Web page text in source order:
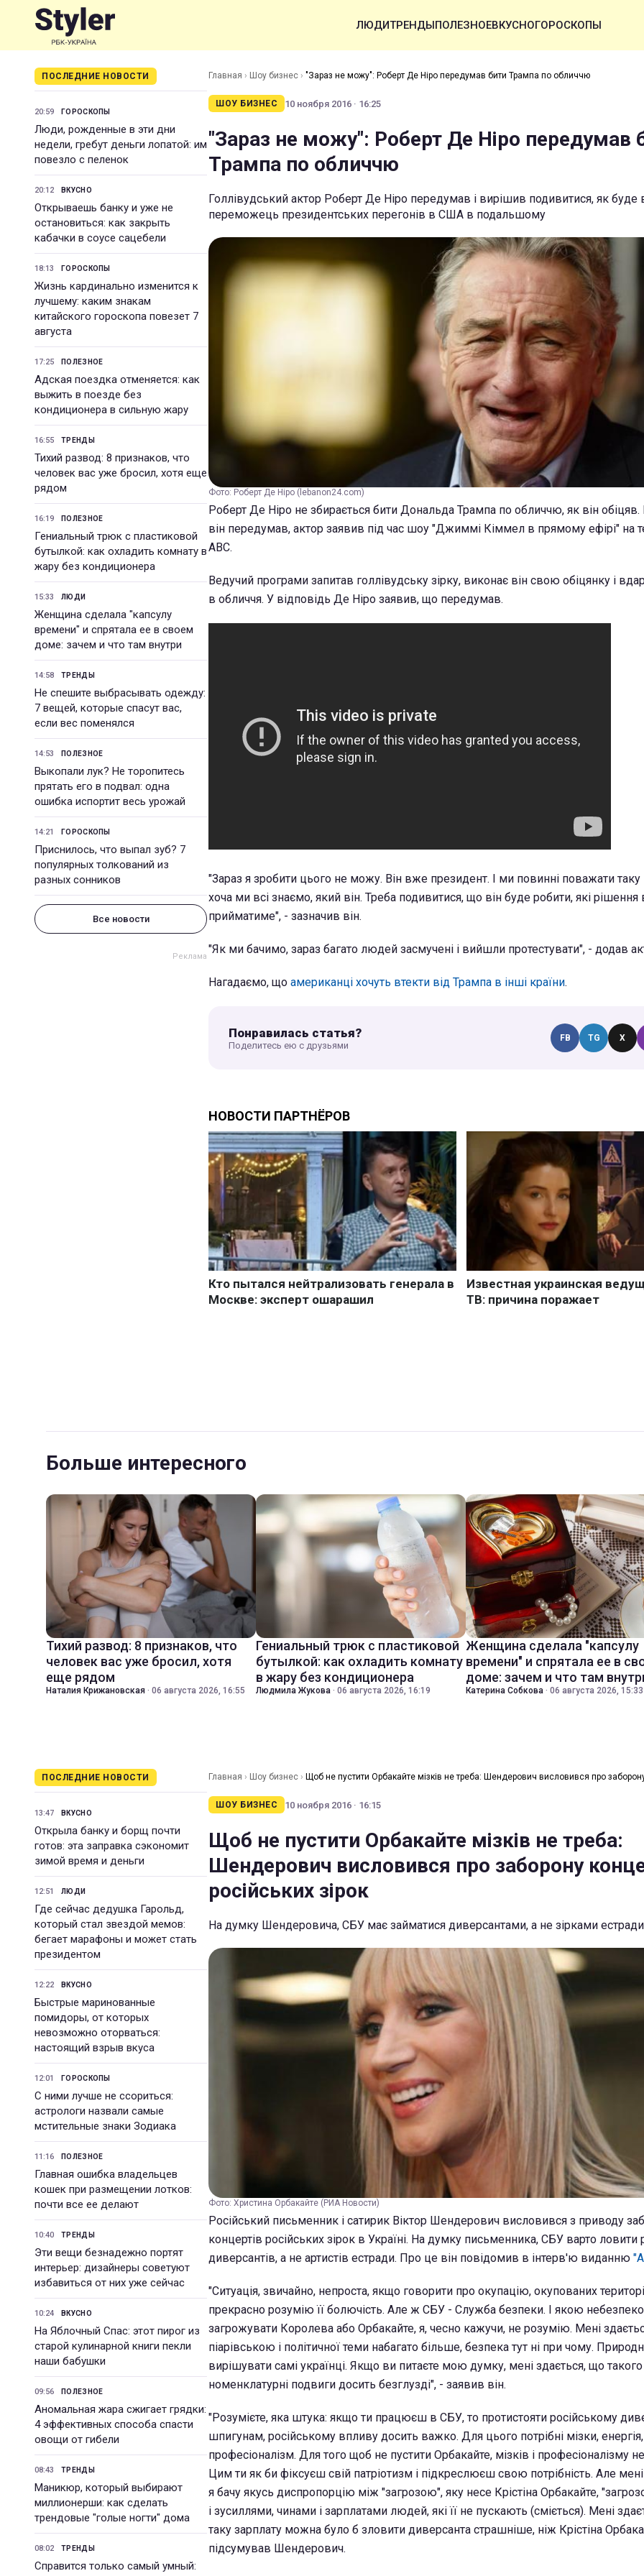
ЛЮДИТРЕНДЫПОЛЕЗНОЕВКУСНОГОРОСКОПЫ
ПОСЛЕДНИЕ НОВОСТИ
20:59 ГОРОСКОПЫ
Люди, рожденные в эти дни
недели, гребут деньги лопатой: им
повезло с пеленок
20:12 ВКУСНО
Открываешь банку и уже не
остановиться: как закрыть
кабачки в соусе сацебели
18:13 ГОРОСКОПЫ
Жизнь кардинально изменится к
лучшему: каким знакам
китайского гороскопа повезет 7
августа
17:25 ПОЛЕЗНОЕ
Адская поездка отменяется: как
выжить в поезде без
кондиционера в сильную жару
16:55 ТРЕНДЫ
Тихий развод: 8 признаков, что
человек вас уже бросил, хотя еще
рядом
16:19 ПОЛЕЗНОЕ
Гениальный трюк с пластиковой
бутылкой: как охладить комнату в
жару без кондиционера
15:33 ЛЮДИ
Женщина сделала "капсулу
времени" и спрятала ее в своем
доме: зачем и что там внутри
14:58 ТРЕНДЫ
Не спешите выбрасывать одежду:
7 вещей, которые спасут вас,
если вес поменялся
14:53 ПОЛЕЗНОЕ
Выкопали лук? Не торопитесь
прятать его в подвал: одна
ошибка испортит весь урожай
14:21 ГОРОСКОПЫ
Приснилось, что выпал зуб? 7
популярных толкований из
разных сонников
Все новости
Главная › Шоу бизнес › "Зараз не можу": Роберт Де Ніро передумав бити Трампа по обличчю
ШОУ БИЗНЕС 10 ноября 2016 · 16:25
"Зараз не можу": Роберт Де Ніро передумав
Трампа по обличчю
Голлівудський актор Роберт Де Ніро передумав і вирішив подивитися, як буде
переможець президентських перегонів в США в подальшому
Фото: Роберт Де Ніро (lebanon24.com)
Роберт Де Ніро не збирається бити Дональда Трампа по обличчю, як він
він передумав, актор заявив під час шоу "Джиммі Кіммел в прямому ефірі" на
ABC.
Ведучий програми запитав голлівудську зірку, виконає він свою обіцянку і
в обличчя. У відповідь Де Ніро заявив, що передумав.
"Зараз я зробити цього не можу. Він вже президент. І ми повинні поважати таку
хоча ми всі знаємо, який він. Треба подивитися, що він буде робити, які рішення
прийматиме", - зазначив він.
"Як ми бачимо, зараз багато людей засмучені і вийшли протестувати", - додав
Нагадаємо, що американці хочуть втекти від Трампа в інші країни.
Понравилась статья?
Поделитесь ею с друзьями
FB TG X
Больше интересного
Тихий развод: 8 признаков, что
человек вас уже бросил, хотя
еще рядом
Наталия Крижановская · 06 августа 2026, 16:55
Гениальный трюк с пластиковой
бутылкой: как охладить комнату
в жару без кондиционера
Людмила Жукова · 06 августа 2026, 16:19
Женщина сделала "капсулу
времени" и спрятала ее в
доме: зачем и что там
Катерина Собкова · 06 августа 2026, 15:33
ПОСЛЕДНИЕ НОВОСТИ
13:47 ВКУСНО
Открыла банку и борщ почти
готов: эта заправка сэкономит
зимой время и деньги
12:51 ЛЮДИ
Где сейчас дедушка Гарольд,
который стал звездой мемов:
бегает марафоны и может стать
президентом
12:22 ВКУСНО
Быстрые маринованные
помидоры, от которых
невозможно оторваться:
настоящий взрыв вкуса
12:01 ГОРОСКОПЫ
С ними лучше не ссориться:
астрологи назвали самые
мстительные знаки Зодиака
11:16 ПОЛЕЗНОЕ
Главная ошибка владельцев
кошек при размещении лотков:
почти все ее делают
10:40 ТРЕНДЫ
Эти вещи безнадежно портят
интерьер: дизайнеры советуют
избавиться от них уже сейчас
10:24 ВКУСНО
На Яблочный Спас: этот пирог из
старой кулинарной книги пекли
наши бабушки
09:56 ПОЛЕЗНОЕ
Аномальная жара сжигает грядки:
4 эффективных способа спасти
овощи от гибели
08:43 ТРЕНДЫ
Маникюр, который выбирают
миллионерши: как сделать
трендовые "голые ногти" дома
08:02 ТРЕНДЫ
Справится только самый умный:
Главная › Шоу бизнес › Щоб не пустити Орбакайте мізків не треба: Шендерович висловився про
ШОУ БИЗНЕС
10 ноября 2016 · 16:15
Щоб не пустити Орбакайте мізків не треба:
Шендерович висловився про заборону
російських зірок
На думку Шендеровича, СБУ має займатися диверсантами, а не зірками естради
Фото: Христина Орбакайте (РИА Новости)
Російський письменник і сатирик Віктор Шендерович висловився з приводу
концертів російських зірок в Україні. На думку письменника, СБУ варто ловити
диверсантів, а не артистів естради. Про це він повідомив в інтерв'ю виданню
"Ситуація, звичайно, непроста, якщо говорити про окупацію, окупованих
прекрасно розумію її болючість. Але ж СБУ - Служба безпеки. І якою
загрожувати Королева або Орбакайте, я, чесно кажучи, не розумію. Мені
піарівською і політичної теми набагато більше, безпека тут ні при чому.
вирішувати самі українці. Якщо ви питаєте мою думку, мені здається, що
номенклатурні подвиги досить безглузді", - заявив він.
"Розумієте, яка штука: якщо ти працюєш в СБУ, то протистояти російському
шпигунам, російському впливу досить важко. Для цього потрібні мізки, енергія,
професіоналізм. Для того щоб не пустити Орбакайте, мізків і професіоналізму
Цим ти як би фіксуєш свій патріотизм і підкреслюєш свою потрібність. Але
я бачу якусь диспропорцію між "загрозою", яку несе Крістіна Орбакайте,
і зусиллями, чинами і зарплатами людей, які її не пускають (сміється). Мені
таку зарплату можна було б зловити диверсанта страшніше, ніж Крістіна
підсумував Шендерович.